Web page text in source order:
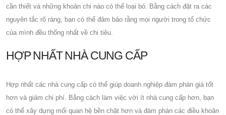
cần thiết và những khoản chi nào có thể loại bỏ. Bằng cách đặt ra các
nguyên tắc rõ ràng, bạn có thể đảm bảo rằng mọi người trong tổ chức
của mình đều thống nhất về chi tiêu.
HỢP NHẤT NHÀ CUNG CẤP
Hợp nhất các nhà cung cấp có thể giúp doanh nghiệp đàm phán giá tốt
hơn và giảm chi phí. Bằng cách làm việc với ít nhà cung cấp hơn, bạn
có thể xây dựng mối quan hệ bền chặt hơn và đàm phán các điều khoản